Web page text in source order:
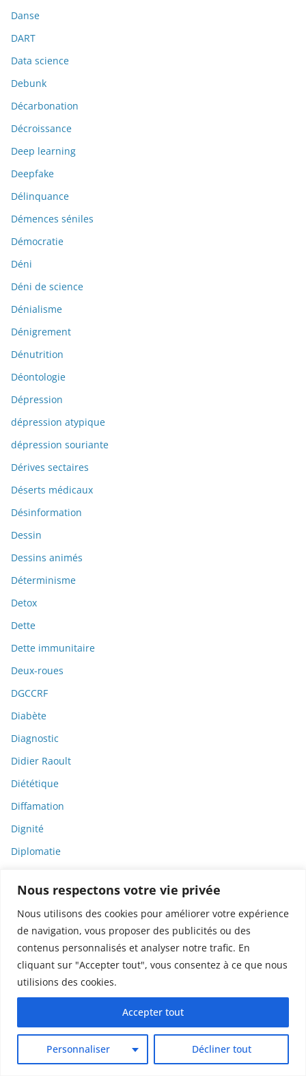
Nous respectons votre vie privée
Nous utilisons des cookies pour améliorer votre expérience
de navigation, vous proposer des publicités ou des
contenus personnalisés et analyser notre trafic. En
cliquant sur "Accepter tout", vous consentez à ce que nous
utilisions des cookies.
Personnaliser Décliner tout
Accepter tout
Danse
DART
Data science
Debunk
Décarbonation
Décroissance
Deep learning
Deepfake
Délinquance
Démences séniles
Démocratie
Déni
Déni de science
Dénialisme
Dénigrement
Dénutrition
Déontologie
Dépression
dépression atypique
dépression souriante
Dérives sectaires
Déserts médicaux
Désinformation
Dessin
Dessins animés
Déterminisme
Detox
Dette
Dette immunitaire
Deux-roues
DGCCRF
Diabète
Diagnostic
Didier Raoult
Diététique
Diffamation
Dignité
Diplomatie
Dlct
Doctolib
DODGE
Donald Trump
Doxxing